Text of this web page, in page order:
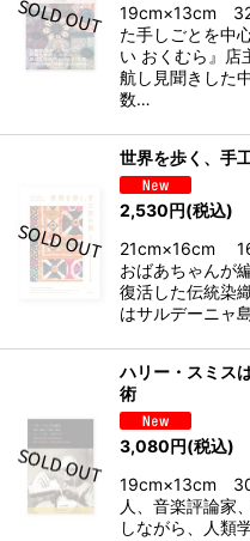
19cm×13cm
た手しごとを中
い おくむら』店
航し見聞きした
数…
世界を歩く、手
2,530円(税込)
21cm×16cm
おばあちゃんが
復活した伝統染
はサルデーニャ
ハリー・スミス
術
3,080円(税込)
19cm×13cm
人、音楽評論家
しながら、人類